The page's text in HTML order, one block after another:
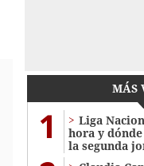
MÁS
1
Liga
hora y
la segunda